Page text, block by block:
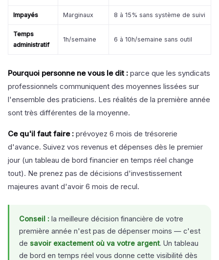
Impayés Marginaux 8 à 15% sans système de suivi
Temps
administratif
1h/semaine 6 à 10h/semaine sans outil
Pourquoi personne ne vous le dit : parce que les syndicats
professionnels communiquent des moyennes lissées sur
l'ensemble des praticiens. Les réalités de la première année
sont très différentes de la moyenne.
Ce qu'il faut faire : prévoyez 6 mois de trésorerie
d'avance. Suivez vos revenus et dépenses dès le premier
jour (un tableau de bord financier en temps réel change
tout). Ne prenez pas de décisions d'investissement
majeures avant d'avoir 6 mois de recul.
Conseil : la meilleure décision financière de votre
première année n'est pas de dépenser moins — c'est
de savoir exactement où va votre argent. Un tableau
de bord en temps réel vous donne cette visibilité dès